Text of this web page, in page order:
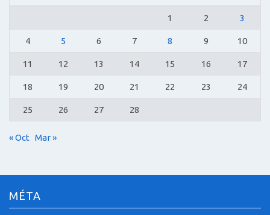
1 2 3
4 5 6 7 8 9 10
11 12 13 14 15 16 17
18 19 20 21 22 23 24
25 26 27 28
« Oct Mar »
MÉTA